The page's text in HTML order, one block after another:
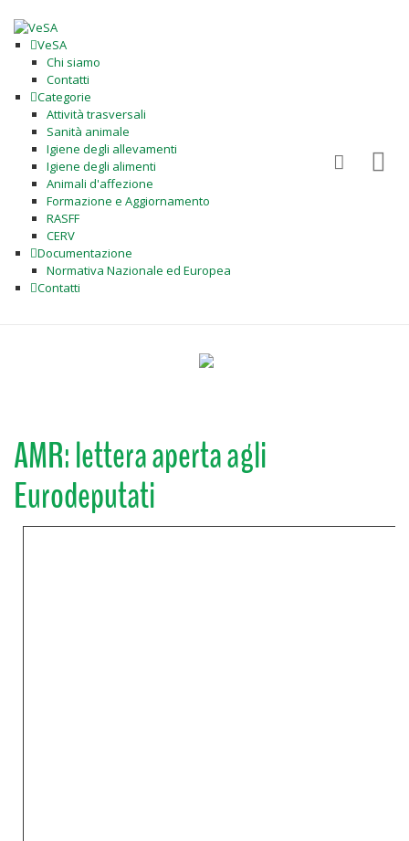
VeSA
Chi siamo
Contatti
Categorie
Attività trasversali
Sanità animale
Igiene degli allevamenti
Igiene degli alimenti
Animali d'affezione
Formazione e Aggiornamento
RASFF
CERV
Documentazione
Normativa Nazionale ed Europea
Contatti
AMR: lettera aperta agli
Eurodeputati